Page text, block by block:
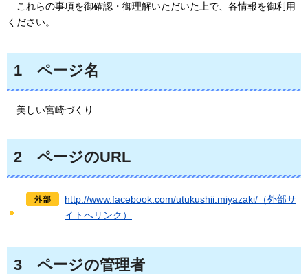
これらの事項を御確認・御理解いただいた上で、各情報を御利用
ください。
1 ページ名
美しい宮崎づくり
2 ページのURL
http://www.facebook.com/utukushii.miyazaki/（外部サ
イトへリンク）
3 ページの管理者